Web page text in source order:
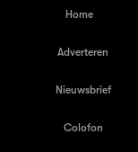
Home
Adverteren
Nieuwsbrief
Colofon